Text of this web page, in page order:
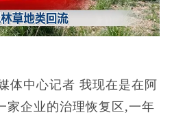
体中心记者 我现在是在阿
家企业的治理恢复区,一年